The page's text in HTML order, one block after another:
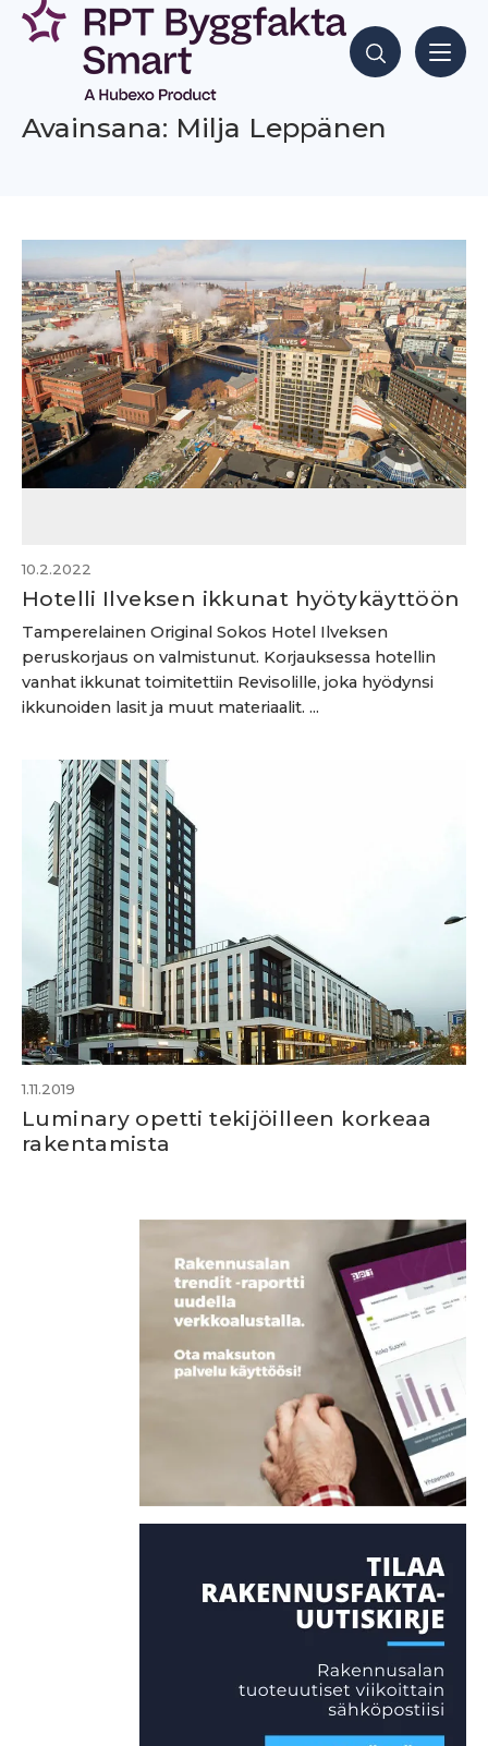
Siirry
sisältöön
Hae sisältöjä
Avainsana: Milja Leppänen
10.2.2022
Hotelli Ilveksen ikkunat hyötykäyttöön
Tamperelainen Original Sokos Hotel Ilveksen
peruskorjaus on valmistunut. Korjauksessa hotellin
vanhat ikkunat toimitettiin Revisolille, joka hyödynsi
ikkunoiden lasit ja muut materiaalit. ...
1.11.2019
Luminary opetti tekijöilleen korkeaa
rakentamista